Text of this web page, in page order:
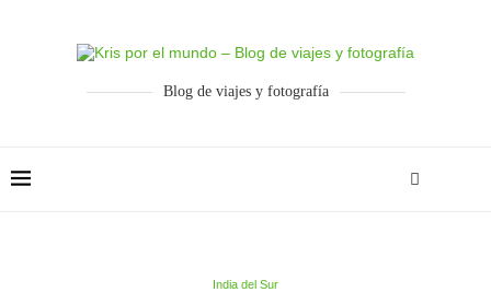
Blog de viajes y fotografía
India del Sur